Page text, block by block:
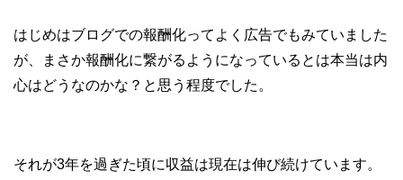
はじめはブログでの報酬化ってよく広告でもみていました
が、まさか報酬化に繋がるようになっているとは本当は内
心はどうなのかな？と思う程度でした。
それが3年を過ぎた頃に収益は現在は伸び続けています。